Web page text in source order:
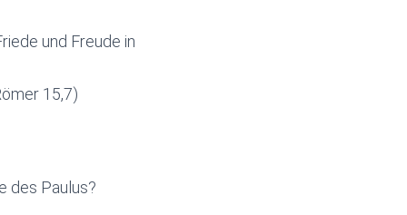
und Freude in
15,7)
des Paulus?